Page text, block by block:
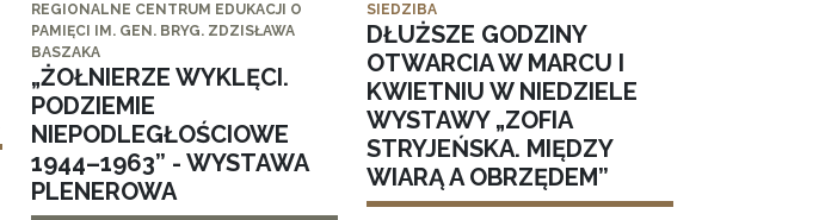
REGIONALNE CENTRUM EDUKACJI O
PAMIĘCI IM. GEN. BRYG. ZDZISŁAWA
BASZAKA
„ŻOŁNIERZE WYKLĘCI.
PODZIEMIE
NIEPODLEGŁOŚCIOWE
1944–1963” - WYSTAWA
PLENEROWA
SIEDZIBA
DŁUŻSZE GODZINY
OTWARCIA W MARCU I
KWIETNIU W NIEDZIELE
WYSTAWY „ZOFIA
STRYJEŃSKA. MIĘDZY
WIARĄ A OBRZĘDEM”